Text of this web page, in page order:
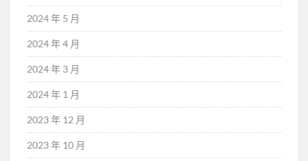
2024 年 5 月
2024 年 4 月
2024 年 3 月
2024 年 1 月
2023 年 12 月
2023 年 10 月